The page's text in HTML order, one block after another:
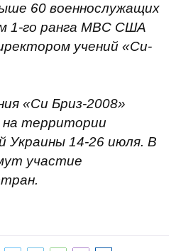
60 военнослужащих
1-го ранга МВС США
учений «Си-
«Си Бриз-2008»
территории
Украины 14-26 июля. В
участие